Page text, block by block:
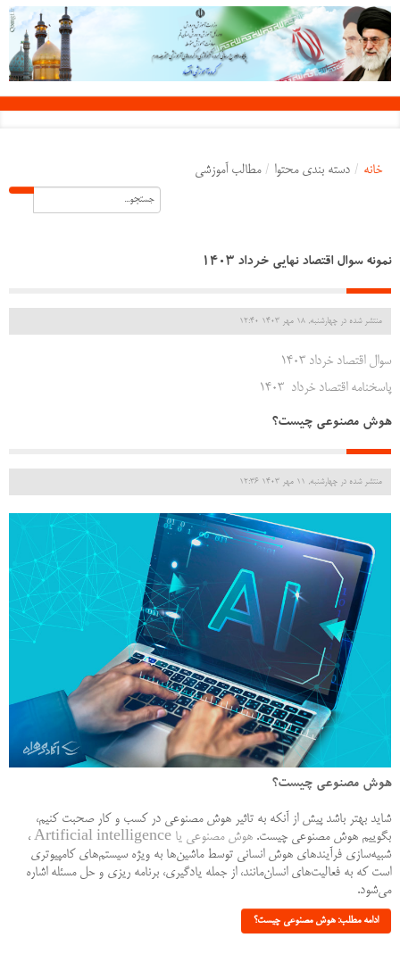
خانه / دسته بندی محتوا / مطالب آموزشی
نمونه سوال اقتصاد نهایی خرداد 1403
منتشر شده در چهارشنبه, 18 مهر 1403 12:40
سوال اقتصاد خرداد 1403
پاسخنامه اقتصاد خرداد 1403
هوش مصنوعی چیست؟
منتشر شده در چهارشنبه, 11 مهر 1403 12:36
هوش مصنوعی چیست؟
شاید بهتر باشد پیش از آنکه به تاثیر هوش مصنوعی در کسب و کار صحبت کنیم،
بگوییم هوش مصنوعی چیست. هوش مصنوعی یا Artificial intelligence
،
شبیه‌سازی فرآیندهای هوش انسانی توسط ماشین‌ها به ویژه سیستم‌های کامپیوتری
است که به فعالیت‌های انسان‌مانند، از جمله یادگیری، برنامه ریزی و حل مسئله اشاره
می‌شود.
ادامه مطلب: هوش مصنوعی چیست؟